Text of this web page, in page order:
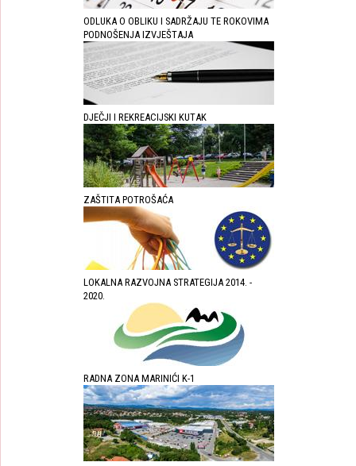
ODLUKA O OBLIKU I SADRŽAJU TE ROKOVIMA
PODNOŠENJA IZVJEŠTAJA
DJEČJI I REKREACIJSKI KUTAK
ZAŠTITA POTROŠAĆA
LOKALNA RAZVOJNA STRATEGIJA 2014. -
2020.
RADNA ZONA MARINIĆI K-1